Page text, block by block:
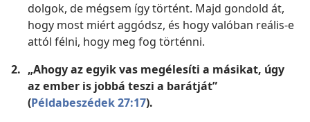
dolgok, de mégsem így történt. Majd gondold át,
hogy most miért aggódsz, és hogy valóban reális-e
attól félni, hogy meg fog történni.
2. „Ahogy az egyik vas megélesíti a másikat, úgy
az ember is jobbá teszi a barátját”
(Példabeszédek 27:17).